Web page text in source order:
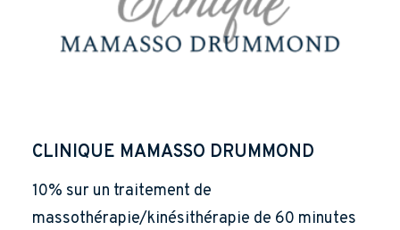
CLINIQUE MAMASSO DRUMMOND
10% sur un traitement de
massothérapie/kinésithérapie de 60 minutes